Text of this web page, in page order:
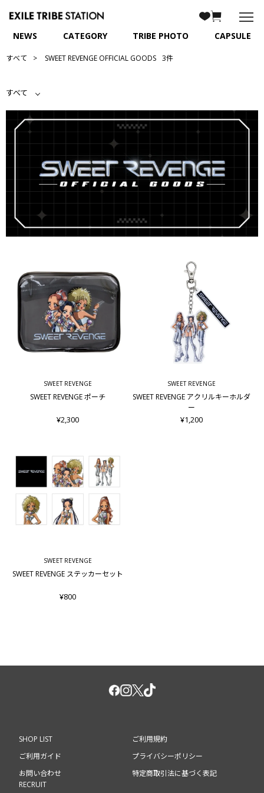
NEWS CATEGORY TRIBE PHOTO CAPSULE
すべて SWEET REVENGE OFFICIAL GOODS 3件
すべて
SWEET REVENGE
SWEET REVENGE ポーチ
¥2,300
SWEET REVENGE
SWEET REVENGE アクリルキーホルダ
ー
¥1,200
SWEET REVENGE
SWEET REVENGE ステッカーセット
¥800
SHOP LIST
ご利用ガイド
お問い合わせ
ご利用規約
プライバシーポリシー
特定商取引法に基づく表記
RECRUIT